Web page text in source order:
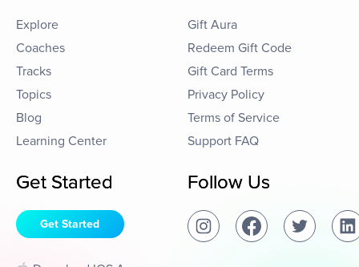
Explore
Coaches
Tracks
Topics
Blog
Learning Center
Gift Aura
Redeem Gift Code
Gift Card Terms
Privacy Policy
Terms of Service
Support FAQ
Get Started
Get Started
Follow Us